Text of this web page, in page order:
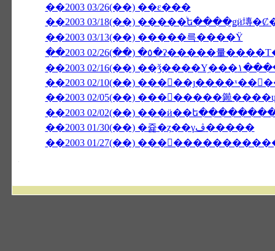
��2003 03/26(��) ��ε���
��2003 03/18(��) �����ͥե����ǥӥ塼
��2003 03/13(��) �����륵����Ÿ
��2003 02/10(��)
��2003 02/05(��) ��������䥵
��2003 02/02(��)
��2003 01/30(��) �쥹�ȥ��γڤ�����
��2003 01/27(��)